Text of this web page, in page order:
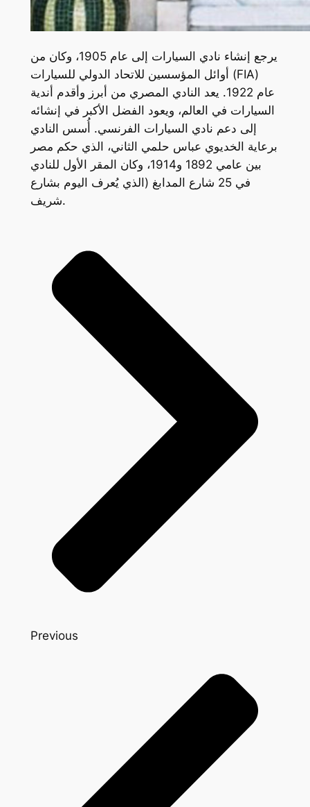
يرجع إنشاء نادي السيارات إلى عام 1905، وكان من
أوائل المؤسسين للاتحاد الدولي للسيارات (FIA)
عام 1922. يعد النادي المصري من أبرز وأقدم أندية
السيارات في العالم، ويعود الفضل الأكبر في إنشائه
إلى دعم نادي السيارات الفرنسي. أُسس النادي
برعاية الخديوي عباس حلمي الثاني، الذي حكم مصر
بين عامي 1892 و1914، وكان المقر الأول للنادي
في 25 شارع المدابغ (الذي يُعرف اليوم بشارع
شريف.
Previous